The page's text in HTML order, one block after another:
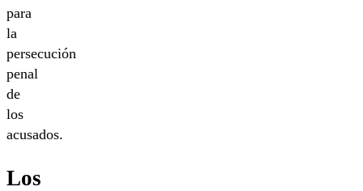
para
la
persecución
penal
de
los
acusados.
Los